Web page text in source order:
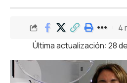
Última actualización: 28
4